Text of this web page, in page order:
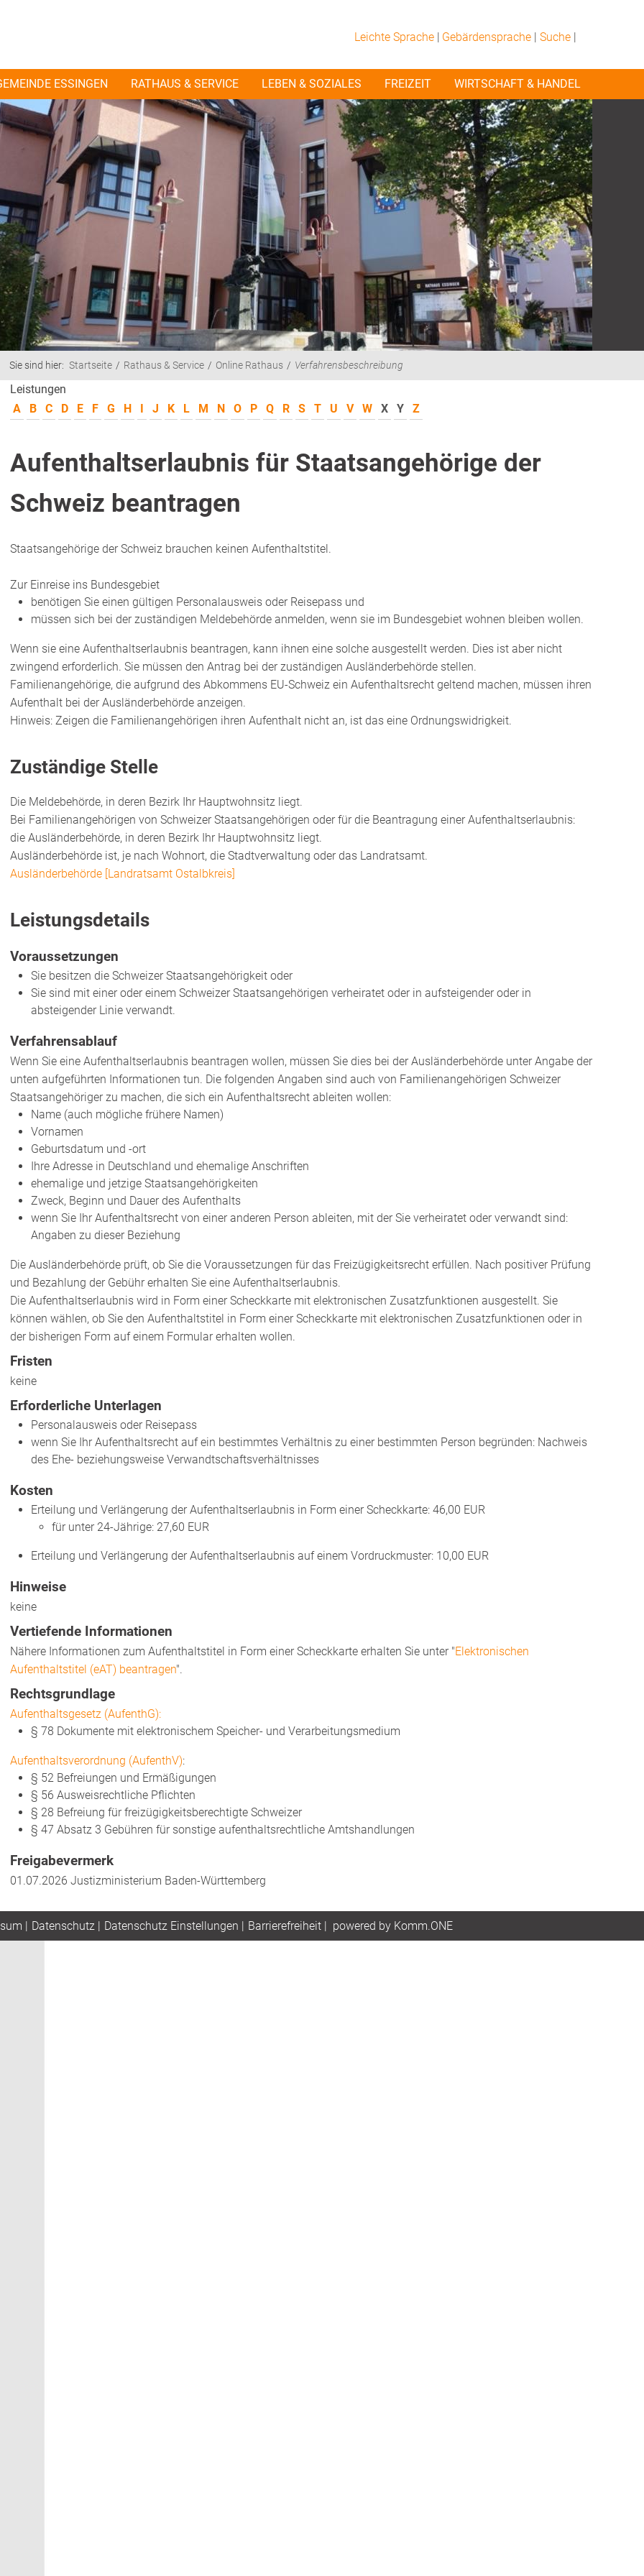
Leichte Sprache | Gebärdensprache | Suche|
ESSINGEN RATHAUS & SERVICE LEBEN & SOZIALES FREIZEIT WIRTSCHAFT & HANDEL
Sie sind hier: Startseite Rathaus & Service Online Rathaus Verfahrensbeschreibung
Leistungen
A
B C D E F G H I J K L M N O P Q R S T U V W X Y Z
Aufenthaltserlaubnis für Staatsangehörige der
Schweiz beantragen
Staatsangehörige der Schweiz brauchen keinen Aufenthaltstitel.
Zur Einreise ins Bundesgebiet
benötigen Sie einen gültigen Personalausweis oder Reisepass und
müssen sich bei der zuständigen Meldebehörde anmelden, wenn sie im Bundesgebiet wohnen bleiben wollen.
Wenn sie eine Aufenthaltserlaubnis beantragen, kann ihnen eine solche ausgestellt werden. Dies ist aber nicht
zwingend erforderlich. Sie müssen den Antrag bei der zuständigen Ausländerbehörde stellen.
Familienangehörige, die aufgrund des Abkommens EU-Schweiz ein Aufenthaltsrecht geltend machen, müssen ihren
Aufenthalt bei der Ausländerbehörde anzeigen.
Hinweis: Zeigen die Familienangehörigen ihren Aufenthalt nicht an, ist das eine Ordnungswidrigkeit.
Zuständige Stelle
Die Meldebehörde, in deren Bezirk Ihr Hauptwohnsitz liegt.
Bei Familienangehörigen von Schweizer Staatsangehörigen oder für die Beantragung einer Aufenthaltserlaubnis:
die Ausländerbehörde, in deren Bezirk Ihr Hauptwohnsitz liegt.
Ausländerbehörde ist, je nach Wohnort, die Stadtverwaltung oder das Landratsamt.
Ausländerbehörde [Landratsamt Ostalbkreis]
Leistungsdetails
Voraussetzungen
Sie besitzen die Schweizer Staatsangehörigkeit oder
Sie sind mit einer oder einem Schweizer Staatsangehörigen verheiratet oder in aufsteigender oder in
absteigender Linie verwandt.
Verfahrensablauf
Wenn Sie eine Aufenthaltserlaubnis beantragen wollen, müssen Sie dies bei der Ausländerbehörde unter Angabe der
unten aufgeführten Informationen tun. Die folgenden Angaben sind auch von Familienangehörigen Schweizer
Staatsangehöriger zu machen, die sich ein Aufenthaltsrecht ableiten wollen:
Name (auch mögliche frühere Namen)
Vornamen
Geburtsdatum und -ort
Ihre Adresse in Deutschland und ehemalige Anschriften
ehemalige und jetzige Staatsangehörigkeiten
Zweck, Beginn und Dauer des Aufenthalts
wenn Sie Ihr Aufenthaltsrecht von einer anderen Person ableiten, mit der Sie verheiratet oder verwandt sind:
Angaben zu dieser Beziehung
Die Ausländerbehörde prüft, ob Sie die Voraussetzungen für das Freizügigkeitsrecht erfüllen. Nach positiver Prüfung
und Bezahlung der Gebühr erhalten Sie eine Aufenthaltserlaubnis.
Die Aufenthaltserlaubnis wird in Form einer Scheckkarte mit elektronischen Zusatzfunktionen ausgestellt. Sie
können wählen, ob Sie den Aufenthaltstitel in Form einer Scheckkarte mit elektronischen Zusatzfunktionen oder in
der bisherigen Form auf einem Formular erhalten wollen.
Fristen
keine
Erforderliche Unterlagen
Personalausweis oder Reisepass
wenn Sie Ihr Aufenthaltsrecht auf ein bestimmtes Verhältnis zu einer bestimmten Person begründen: Nachweis
des Ehe- beziehungsweise Verwandtschaftsverhältnisses
Kosten
Erteilung und Verlängerung der Aufenthaltserlaubnis in Form einer Scheckkarte: 46,00 EUR
für unter 24-Jährige: 27,60 EUR
Erteilung und Verlängerung der Aufenthaltserlaubnis auf einem Vordruckmuster: 10,00 EUR
Hinweise
keine
Vertiefende Informationen
Nähere Informationen zum Aufenthaltstitel in Form einer Scheckkarte erhalten Sie unter "Elektronischen
Aufenthaltstitel (eAT) beantragen".
Rechtsgrundlage
Aufenthaltsgesetz (AufenthG):
§ 78 Dokumente mit elektronischem Speicher- und Verarbeitungsmedium
Aufenthaltsverordnung (AufenthV):
§ 52 Befreiungen und Ermäßigungen
§ 56 Ausweisrechtliche Pflichten
§ 28 Befreiung für freizügigkeitsberechtigte Schweizer
§ 47 Absatz 3 Gebühren für sonstige aufenthaltsrechtliche Amtshandlungen
Freigabevermerk
01.07.2026 Justizministerium Baden-Württemberg
| Datenschutz | Datenschutz Einstellungen | Barrierefreiheit | powered by Komm.ONE